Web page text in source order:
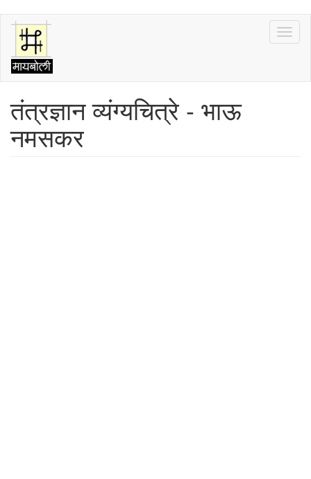
Skip
main
content
तंत्रज्ञान व्यंग्यचित्रे - भाऊ
नमसकर